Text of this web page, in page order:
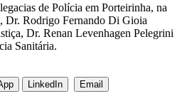
de Polícia em Porteirinha, na
Dr. Rodrigo Fernando Di Gioia
Dr. Renan Levenhagen Pelegrini
Sanitária.
LinkedIn Email